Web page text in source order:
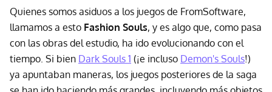
Quienes somos asiduos a los juegos de FromSoftware,
llamamos a esto Fashion Souls, y es algo que, como pasa
con las obras del estudio, ha ido evolucionando con el
tiempo. Si bien Dark Souls 1 (¡e incluso Demon's Souls!)
ya apuntaban maneras, los juegos posteriores de la saga